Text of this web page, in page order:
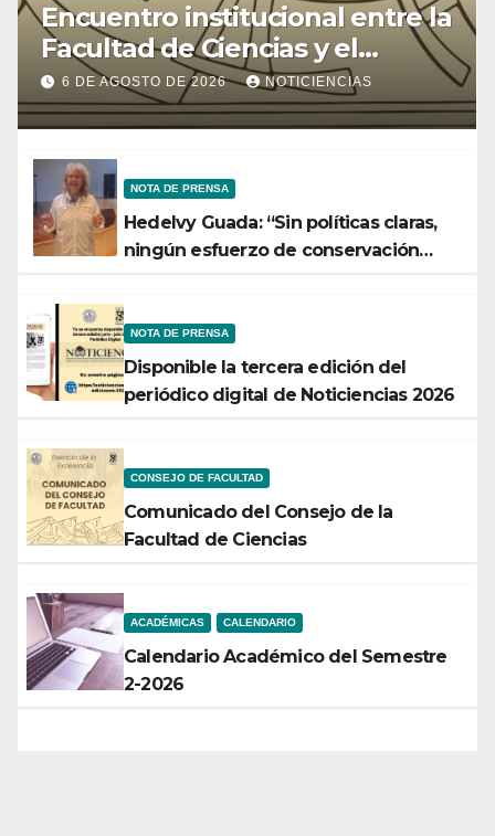
Encuentro institucional entre la
Facultad de Ciencias y el
Ministerio de Ciencia y
Tecnología
6 DE AGOSTO DE 2026 NOTICIENCIAS
NOTA DE PRENSA
Hedelvy Guada: “Sin políticas claras,
ningún esfuerzo de conservación
NOTA DE PRENSA
Disponible la tercera edición del
periódico digital de Noticiencias 2026
CONSEJO DE FACULTAD
Comunicado del Consejo de la
Facultad de Ciencias
ACADÉMICAS CALENDARIO
Calendario Académico del Semestre
2-2026